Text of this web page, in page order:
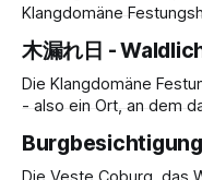
notwendig machte.
Klangdomäne
meinen die Norweger
Zufriedenheit, das
Wohlbefinden und
Gesellschaft umfasst. Ob Ihr es Euch auf einem Fell bequem
木漏れ日 -
Die Klangdomäne
- also ein Ort, an dem
bezauberndes Licht.